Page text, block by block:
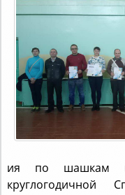
ия по шашкам
круглогодичной